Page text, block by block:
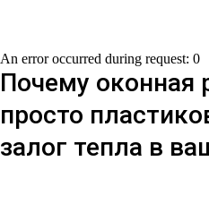
An error occurred during request: 0
Почему оконная
просто
залог тепла в